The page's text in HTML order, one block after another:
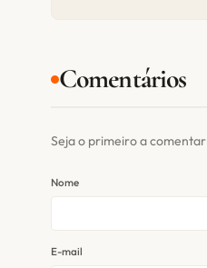
Comentários
Seja o primeiro a
Nome
E-mail